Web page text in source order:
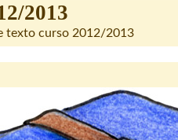
2013
texto curso 2012/2013